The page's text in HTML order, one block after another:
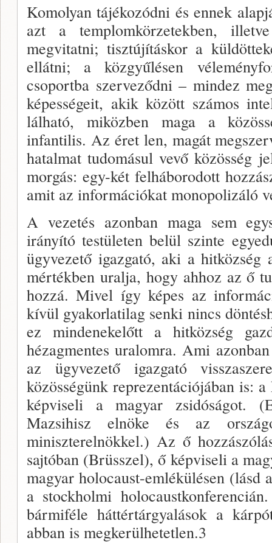
Komolyan tájékozódni és ennek
azt a templomkörzetekben,
megvitatni; tisztújítás­kor a
ellátni; a közgyűlésen
csoportba szerveződni – mindez
képességeit, akik között számos
lálható, miközben maga a
infantilis. Az éret­ len, magát
hatalmat tudomásul vevő kö­zösség
morgás: egy-két felháborodott
amit az in­formációkat monopolizáló
A vezetés azonban maga sem
irányító testüle­ten belül szinte
ügyvezető igazgató, aki a hitközség
mértékben uralja, hogy ahhoz az ő
hozzá. Mivel így képes az
kívül gyakorlatilag senki nincs
ez mindenekelőtt a hitközség
hézagmentes uralomra. Ami
az ügyvezető igazgató
közösségünk reprezentációjában is:
képviseli a magyar zsidóságot.
Mazsihisz elnöke és az
miniszterelnök­kel.) Az ő
sajtóban (Brüsszel), ő képvi­seli a
magyar holocaust-emlékülésen
a stockholmi
bármiféle háttértárgyalá­sok a
abban is megkerülhetetlen.3